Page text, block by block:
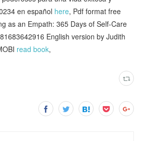
en español here, Pdf format free
as an Empath: 365 Days of Self-Care
English version by Judith
read book,